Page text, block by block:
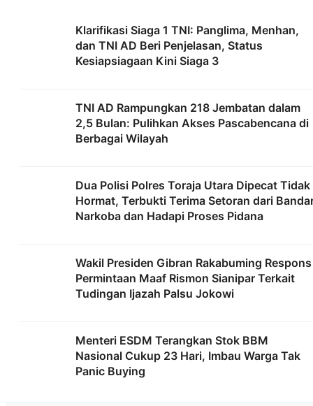
Klarifikasi Siaga 1 TNI: Panglima, Menhan,
dan TNI AD Beri Penjelasan, Status
Kesiapsiagaan Kini Siaga 3
TNI AD Rampungkan 218 Jembatan dalam
2,5 Bulan: Pulihkan Akses Pascabencana di
Berbagai Wilayah
Dua Polisi Polres Toraja Utara Dipecat Tidak
Hormat, Terbukti Terima Setoran dari
Narkoba dan Hadapi Proses Pidana
Wakil Presiden Gibran Rakabuming Respons
Permintaan Maaf Rismon Sianipar Terkait
Tudingan Ijazah Palsu Jokowi
Menteri ESDM Terangkan Stok BBM
Nasional Cukup 23 Hari, Imbau Warga Tak
Panic Buying